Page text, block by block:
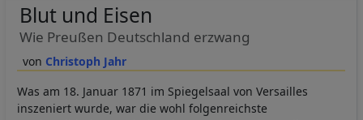
Christoph Jahr
Blut und Eisen
Wie Preußen Deutschland erzwang
Was am 18. Januar 1871 im Spiegelsaal von Versailles
inszeniert wurde, war die wohl folgenreichste